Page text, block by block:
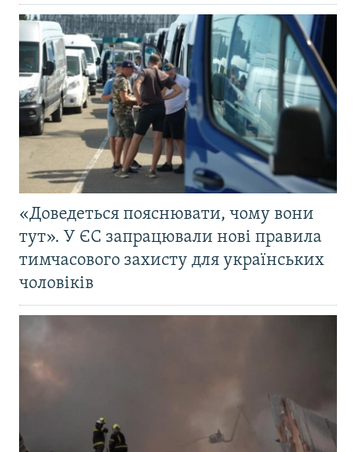
«Доведеться пояснювати, чому вони
тут». У ЄС запрацювали нові правила
тимчасового захисту для українських
чоловіків